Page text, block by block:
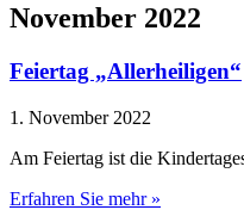
November 2022
Feiertag „Allerheiligen“
1. November 2022
Am Feiertag ist die
Erfahren Sie mehr »